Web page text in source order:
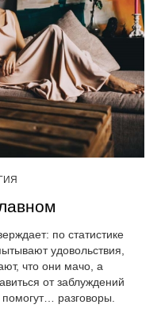
по статистике
удовольствия,
что они мачо, а
от заблуждений
разговоры.